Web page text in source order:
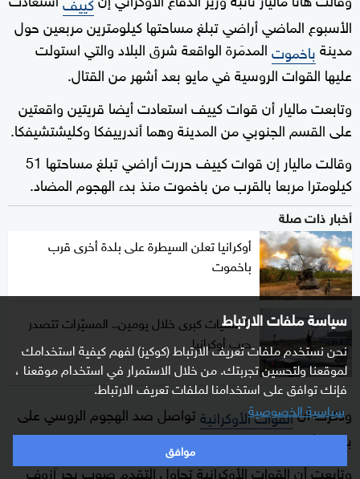
سياسة ملفات الارتباط
نحن نستخدم ملفات تعريف الارتباط (كوكيز) لفهم كيفية استخدامك
لموقعنا ولتحسين تجربتك. من خلال الاستمرار في استخدام موقعنا ،
فإنك توافق على استخدامنا لملفات تعريف الارتباط.
سياسية الخصوصية
موافق
الأسبوع الماضي أراضي تبلغ مساحتها كيلومترين مربعين حول
مدينةباخموتالمدمَرة الواقعة شرق البلاد والتي استولت
عليها القوات الروسية في مايو بعد أشهر من القتال.
وتابعت ماليار أن قوات كييف استعادت أيضا قريتين واقعتين
على القسم الجنوبي من المدينة وهما أندرييفكا وكليشتشيفكا.
وقالت ماليار إن قوات كييف حررت أراضي تبلغ مساحتها 51
كيلومترا مربعا بالقرب من باخموت منذ بدء الهجوم المضاد.
أخبار ذات صلة
أوكرانيا تعلن السيطرة على بلدة أخرى قرب
باخموت
3 عمليات كبرى خلال يومين.. المسيّرات تتصدر
حرب أوكرانيا
وذكرت أنالقوات الأوكرانيةتواصل صد الهجوم الروسي على
بلدتي أفدييفكا ومارينكا في الجنوب بمنطقة دونيتسك.
وتابعت أن القوات الأوكرانية تحاول التقدم صوب بحر آزوف